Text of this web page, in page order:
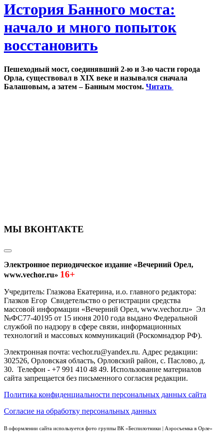
История Банного моста:
начало и много попыток
восстановить
Пешеходный мост, соединявший 2-ю и 3-ю части города
Орла, существовал в XIX веке и назывался сначала
Балашовым, а затем – Банным мостом. Читать
МЫ ВКОНТАКТЕ
Электронное периодическое издание «Вечерний Орел,
www.vechor.ru» 16+
Учредитель: Глазкова Екатерина, и.о. главного редактора:
Глазков Егор Свидетельство о регистрации средства
массовой информации «Вечерний Орел, www.vechor.ru» Эл
№ФС77-40195 от 15 июня 2010 года выдано Федеральной
службой по надзору в сфере связи, информационных
технологий и массовых коммуникаций (Роскомнадзор РФ).
Электронная почта: vechor.ru@yandex.ru. Адрес редакции:
302526, Орловская область, Орловский район, с. Паслово, д.
30. Телефон - +7 991 410 48 49. Использование материалов
сайта запрещается без письменного согласия редакции.
Политика конфиденциальности персональных данных сайта
Согласие на обработку персональных данных
В оформлении сайта используется фото группы ВК «Беспилотники | Аэросъемка в Орле»